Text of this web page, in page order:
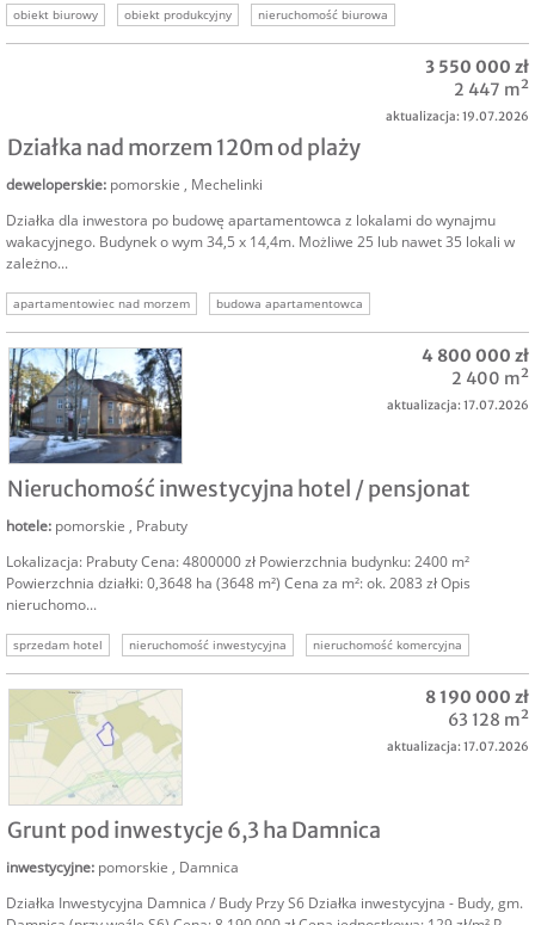
obiekt biurowy obiekt produkcyjny
nieruchomość biurowa
nieruchomość produkcyjna
nieruchomość komercyjna
Działka nad morzem 120m od plaży
deweloperskie: pomorskie , Mechelinki
Działka dla inwestora po budowę apartamentowca z lokalami do wynajmu
wakacyjnego. Budynek o wym 34,5 x 14,4m. Możliwe 25 lub nawet 35 lokali w
zależno...
apartamentowiec nad morzem
budowa apartamentowca
działka deweloperska morze
grunt nad morzem działka dla dewelopera
3 550 000 zł
2 447 m²
aktualizacja: 19.07.2026
Nieruchomość inwestycyjna hotel / pensjonat
hotele: pomorskie , Prabuty
Lokalizacja: Prabuty Cena: 4800000 zł Powierzchnia budynku: 2400 m²
Powierzchnia działki: 0,3648 ha (3648 m²) Cena za m²: ok. 2083 zł Opis
nieruchomo...
sprzedam hotel nieruchomość inwestycyjna
nieruchomość komercyjna
inwestycja w hotel
inwestycja hotelowa oferta sprzedaży hotelu
4 800 000 zł
2 400 m²
aktualizacja: 17.07.2026
Grunt pod inwestycje 6,3 ha Damnica
inwestycyjne: pomorskie , Damnica
Działka Inwestycyjna Damnica / Budy Przy S6 Działka inwestycyjna - Budy, gm.
8 190 000 zł
63 128 m²
aktualizacja: 17.07.2026